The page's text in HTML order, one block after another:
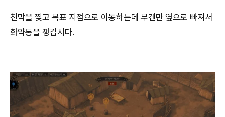
천막을 찢고 목표 지점으로 이동하는데 무겐만 옆으로 빠져서
화약통을 챙깁시다.